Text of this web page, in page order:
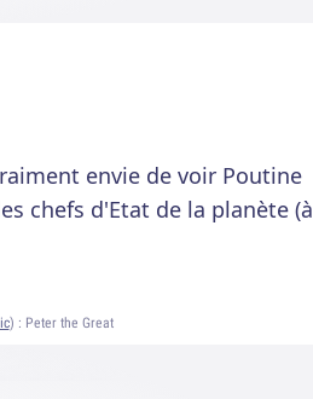
envie de voir Poutine
chefs d'Etat de la planète (à
) : Peter the Great